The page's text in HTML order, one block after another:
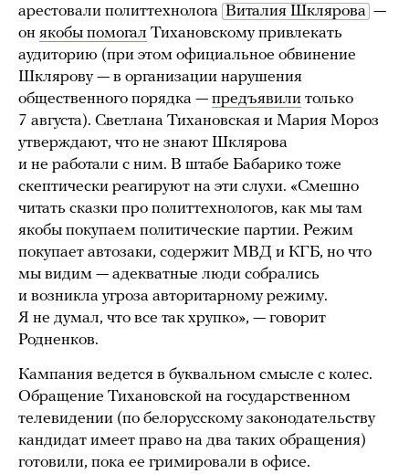
арестовали политтехнолога Виталия Шклярова —
он якобы помогал Тихановскому привлекать
аудиторию (при этом официальное обвинение
Шклярову — в организации нарушения
общественного порядка — предъявили только
7 августа). Светлана Тихановская и Мария Мороз
утверждают, что не знают Шклярова
и не работали с ним. В штабе Бабарико тоже
скептически реагируют на эти слухи. «Смешно
читать сказки про политтехнологов, как мы там
якобы покупаем политические партии. Режим
покупает автозаки, содержит МВД и КГБ, но что
мы видим — адекватные люди собрались
и возникла угроза авторитарному режиму.
Я не думал, что все так хрупко», — говорит
Родненков.
Кампания ведется в буквальном смысле с колес.
Обращение Тихановской на государственном
телевидении (по белорусскому законодательству
кандидат имеет право на два таких обращения)
готовили, пока ее гримировали в офисе.